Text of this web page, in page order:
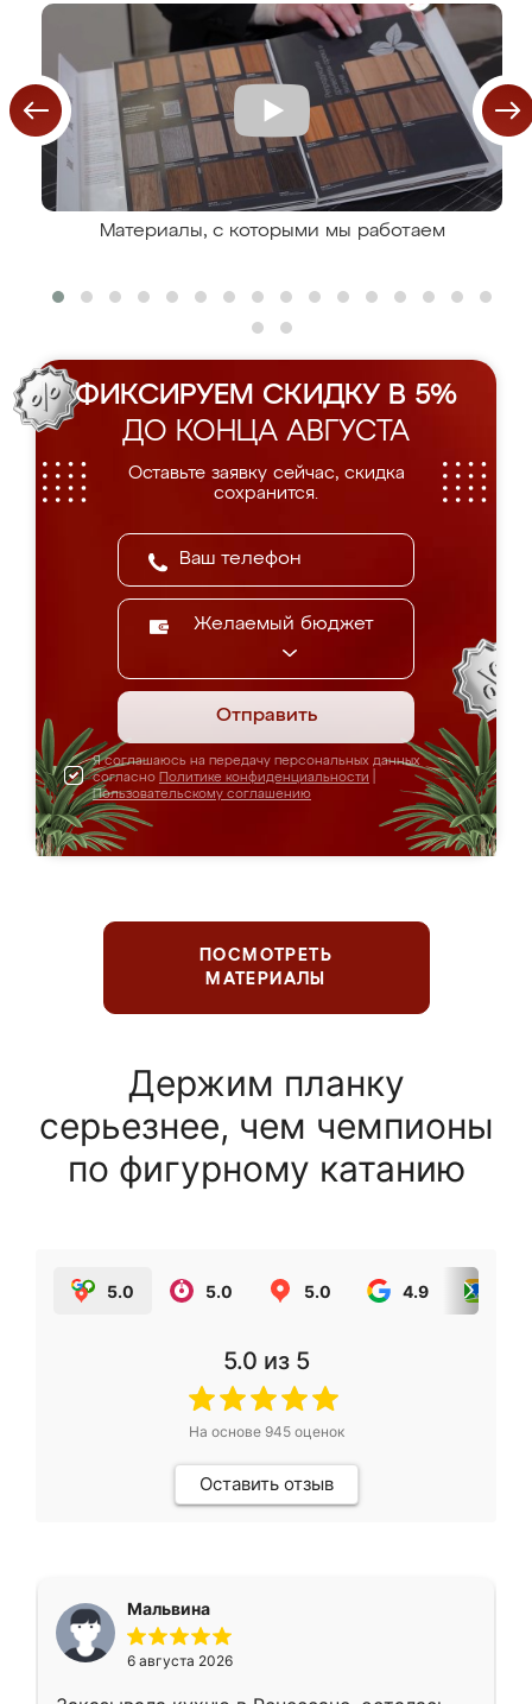
Материалы, с которыми мы работаем
ФИКСИРУЕМ СКИДКУ В 5%
ДО КОНЦА АВГУСТА
Оставьте заявку сейчас, скидка
сохранится.
Желаемый бюджет
Отправить
Я соглашаюсь на передачу персональных данных
согласно Политике конфиденциальности
Пользовательскому соглашению
ПОСМОТРЕТЬ
МАТЕРИАЛЫ
Держим планку
серьезнее, чем чемпионы
по фигурному катанию
5.0 5.0 5.0 4.9
5.0 из 5
На основе 945оценок
Оставить отзыв
Мальвина
6 августа 2026